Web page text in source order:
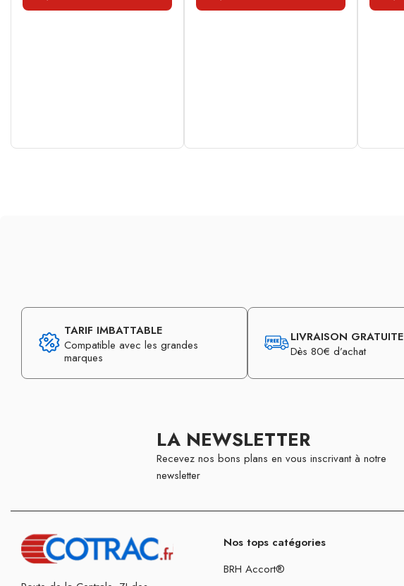
TARIF IMBATTABLE
Compatible avec les grandes
marques
LIVRAISON GRATUITE
Dès 80€ d’achat
LA NEWSLETTER
Recevez nos bons plans en vous inscrivant à notre
newsletter
Nos tops catégories
BRH Accort®